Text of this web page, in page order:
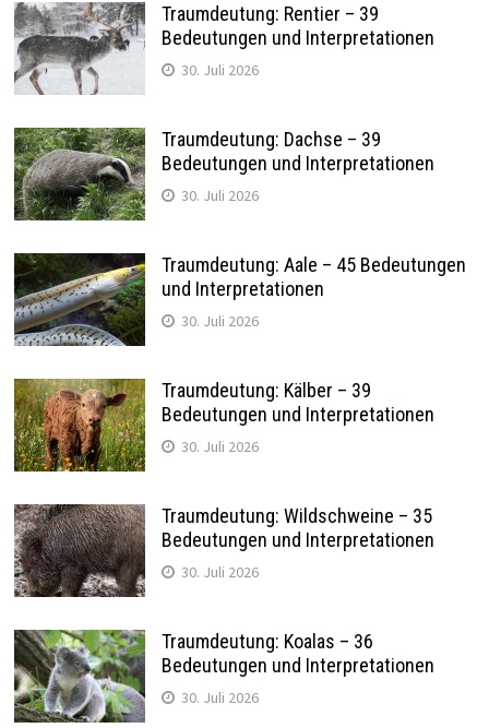
Traumdeutung: Rentier – 39
Bedeutungen und Interpretationen
30. Juli 2026
Traumdeutung: Dachse – 39
Bedeutungen und Interpretationen
30. Juli 2026
Traumdeutung: Aale – 45 Bedeutungen
und Interpretationen
30. Juli 2026
Traumdeutung: Kälber – 39
Bedeutungen und Interpretationen
30. Juli 2026
Traumdeutung: Wildschweine – 35
Bedeutungen und Interpretationen
30. Juli 2026
Traumdeutung: Koalas – 36
Bedeutungen und Interpretationen
30. Juli 2026